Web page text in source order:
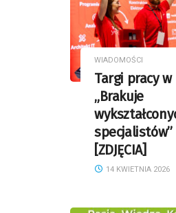
WIADOMOŚCI
Targi pracy
„Brakuje
specjalistów”
[ZDJĘCIA]
14 KWIETNIA 2026